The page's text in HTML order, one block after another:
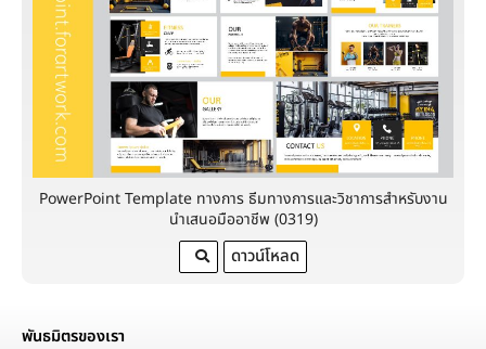
PowerPoint Template ทางการ ธีมทางการและวิชาการสำหรับงาน
นำเสนอมืออาชีพ (0319)
ดาวน์โหลด
พันธมิตรของเรา